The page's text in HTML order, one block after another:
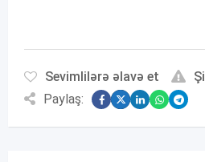
Sevimlilərə əlavə et
Paylaş: